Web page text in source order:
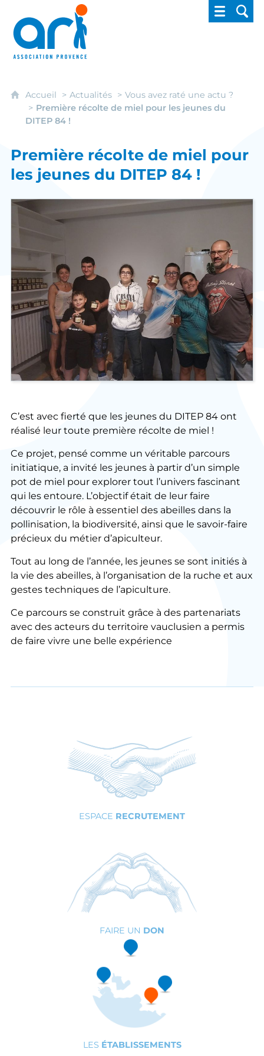
ARI - Association régionale pour
Accueil Actualités
Vous avez raté une actu ?
Première récolte de miel pour les jeunes du
DITEP 84 !
Première récolte de miel pour
les jeunes du DITEP 84 !
C’est avec fierté que les jeunes du DITEP 84 ont
réalisé leur toute première récolte de miel !
Ce projet, pensé comme un véritable parcours
initiatique, a invité les jeunes à partir d’un simple
pot de miel pour explorer tout l’univers fascinant
qui les entoure. L’objectif était de leur faire
découvrir le rôle à essentiel des abeilles dans la
pollinisation, la biodiversité, ainsi que le savoir-faire
précieux du métier d’apiculteur.
Tout au long de l’année, les jeunes se sont initiés à
la vie des abeilles, à l’organisation de la ruche et aux
gestes techniques de l’apiculture.
Ce parcours se construit grâce à des partenariats
avec des acteurs du territoire vauclusien a permis
de faire vivre une belle expérience
ESPACE RECRUTEMENT
FAIRE UN DON
LES ÉTABLISSEMENTS